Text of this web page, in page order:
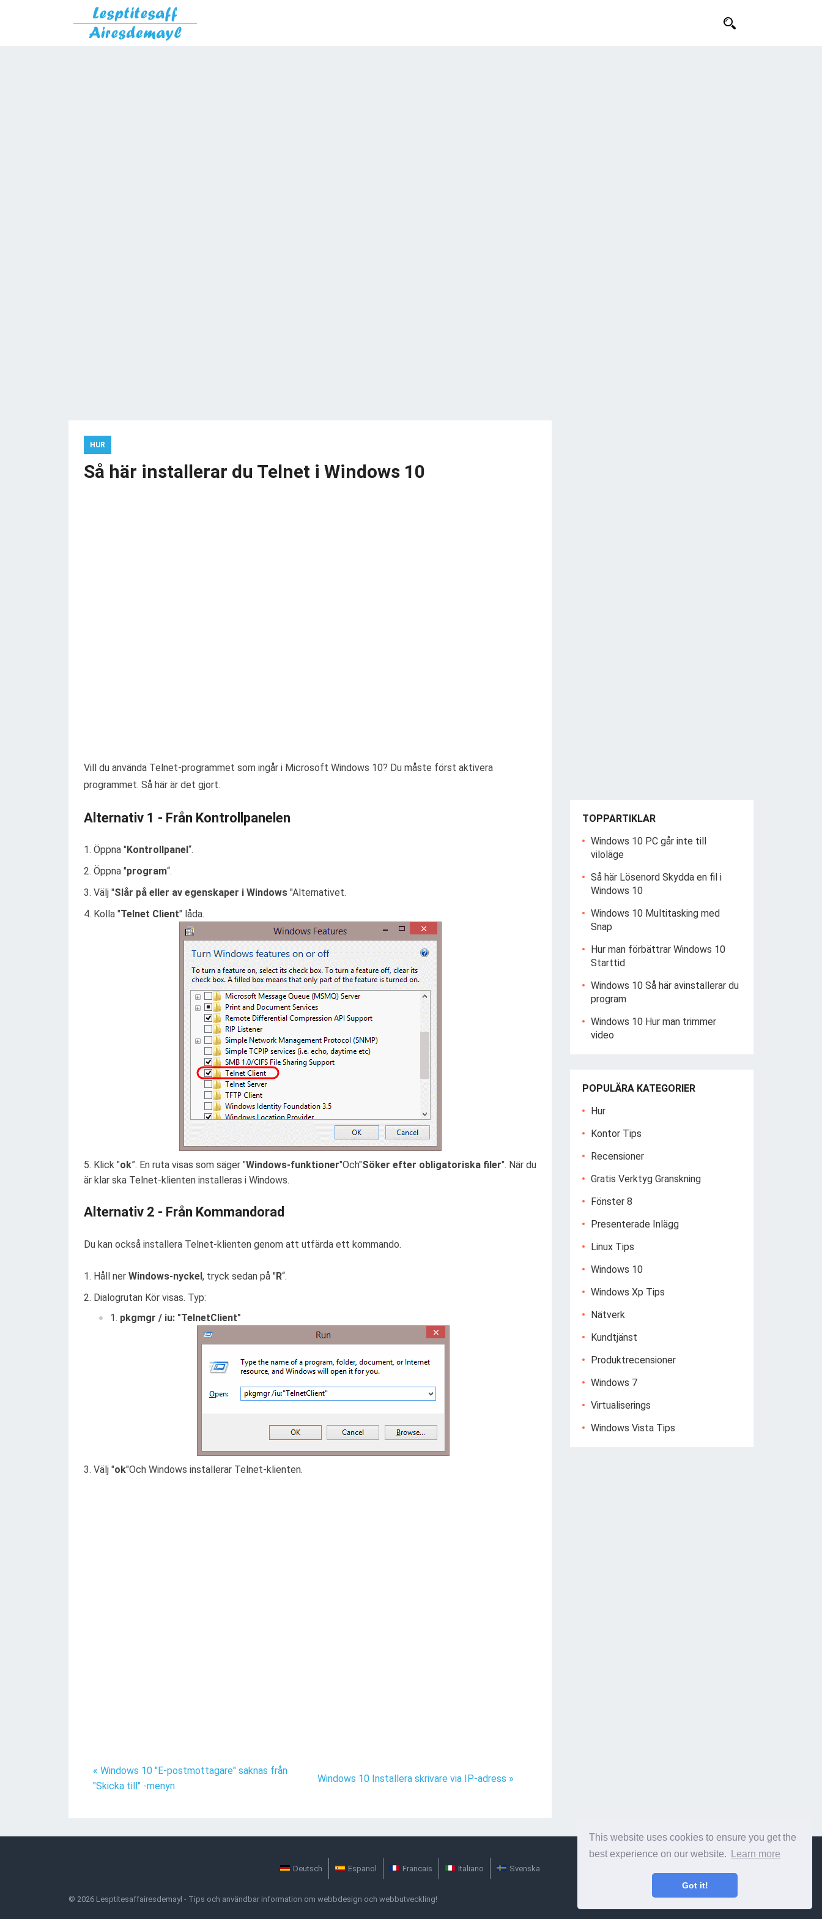
This website uses cookies to ensure you get the
best experience on our website.
Learn more
Got it!
HUR
Så här installerar du Telnet i Windows 10
Vill du använda Telnet-programmet som ingår i Microsoft Windows 10? Du måste först aktivera
programmet. Så här är det gjort.
Alternativ 1 - Från Kontrollpanelen
Öppna "Kontrollpanel“.
Öppna "program“.
Välj "Slår på eller av egenskaper i Windows "Alternativet.
Kolla "Telnet Client" låda.
Klick "ok”. En ruta visas som säger "Windows-funktioner"Och"Söker efter obligatoriska filer". När du
är klar ska Telnet-klienten installeras i Windows.
Alternativ 2 - Från Kommandorad
Du kan också installera Telnet-klienten genom att utfärda ett kommando.
Håll ner Windows-nyckel, tryck sedan på "R“.
Dialogrutan Kör visas. Typ:
pkgmgr / iu: "TelnetClient"
Välj "ok"Och Windows installerar Telnet-klienten.
« Windows 10 "E-postmottagare" saknas från
"Skicka till" -menyn
Windows 10 Installera skrivare via IP-adress »
TOPPARTIKLAR
Windows 10 PC går inte till
viloläge
Så här Lösenord Skydda en fil i
Windows 10
Windows 10 Multitasking med
Snap
Hur man förbättrar Windows 10
Starttid
Windows 10 Så här avinstallerar du
program
Windows 10 Hur man trimmer
video
POPULÄRA KATEGORIER
Hur
Kontor Tips
Recensioner
Gratis Verktyg Granskning
Fönster 8
Presenterade Inlägg
Linux Tips
Windows 10
Windows Xp Tips
Nätverk
Kundtjänst
Produktrecensioner
Windows 7
Virtualiserings
Windows Vista Tips
Deutsch Espanol Francais Italiano Svenska
© 2026 Lesptitesaffairesdemayl - Tips och användbar information om webbdesign och webbutveckling!